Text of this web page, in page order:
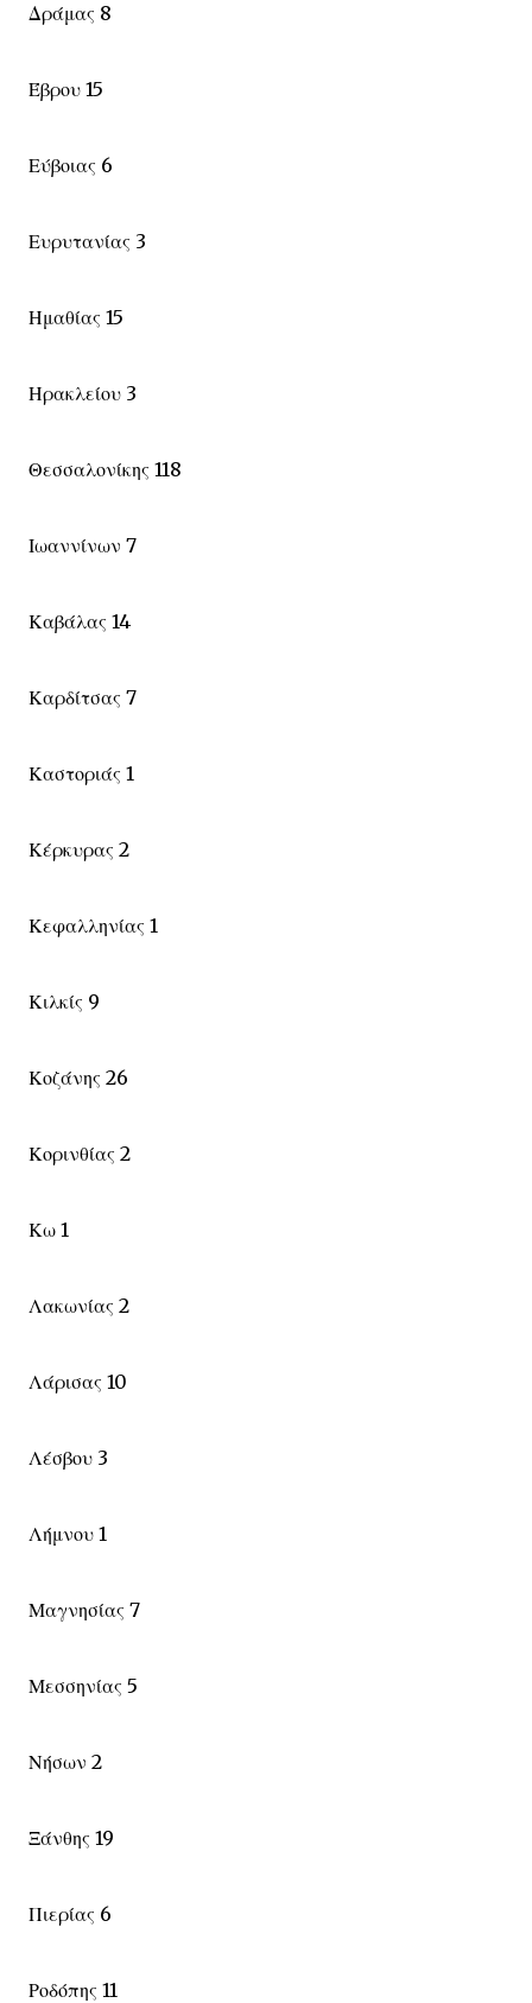
Δράμας 8
Έβρου 15
Εύβοιας 6
Ευρυτανίας 3
Ημαθίας 15
Ηρακλείου 3
Θεσσαλονίκης 118
Ιωαννίνων 7
Καβάλας 14
Καρδίτσας 7
Καστοριάς 1
Κέρκυρας 2
Κεφαλληνίας 1
Κιλκίς 9
Κοζάνης 26
Κορινθίας 2
Κω 1
Λακωνίας 2
Λάρισας 10
Λέσβου 3
Λήμνου 1
Μαγνησίας 7
Μεσσηνίας 5
Νήσων 2
Ξάνθης 19
Πιερίας 6
Ροδόπης 11